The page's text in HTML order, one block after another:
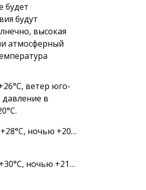
будет
будут
высокая
атмосферный
ветер юго-
в
ночью +20…
ночью +21…